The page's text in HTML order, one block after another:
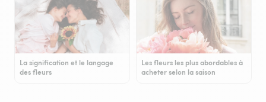
La signification et le langage
des fleurs
Les fleurs les plus abordables à
acheter selon la saison